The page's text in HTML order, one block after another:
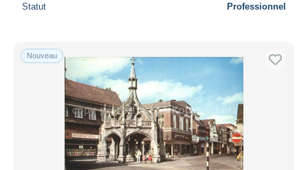
Statut Professionnel
Nouveau